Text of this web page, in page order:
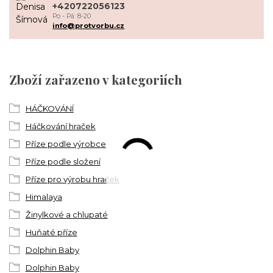
Zboží zařazeno v kategoriích
HÁČKOVÁNÍ
Háčkování hraček
Příze podle výrobce
Příze podle složení
Příze pro výrobu hraček
Himalaya
Žinylkové a chlupaté
Huňaté příze
Dolphin Baby
Dolphin Baby
+420722056123
Po - Pá: 8-20
info@protvorbu.cz